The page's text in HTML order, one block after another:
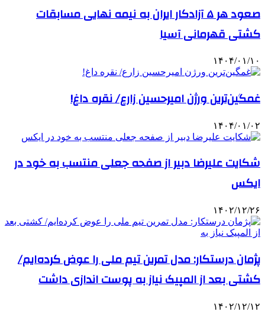
صعود هر ۵ آزادکار ایران به نیمه نهایی مسابقات
کشتی قهرمانی آسیا
۱۴۰۴/۰۱/۱۰
غمگین‌ترین ورژن امیرحسین زارع/ نقره داغ!
۱۴۰۴/۰۱/۰۲
شکایت علیرضا دبیر از صفحه جعلی منتسب به خود در
ایکس
۱۴۰۲/۱۲/۲۶
پژمان درستکار: مدل تمرین تیم ملی را عوض کرده‌ایم/
کشتی بعد از المپیک نیاز به پوست اندازی داشت
۱۴۰۲/۱۲/۱۲